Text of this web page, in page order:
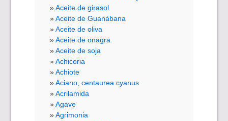
Aceite de girasol
Aceite de Guanábana
Aceite de oliva
Aceite de onagra
Aceite de soja
Achicoria
Achiote
Aciano, centaurea cyanus
Acrilamida
Agave
Agrimonia